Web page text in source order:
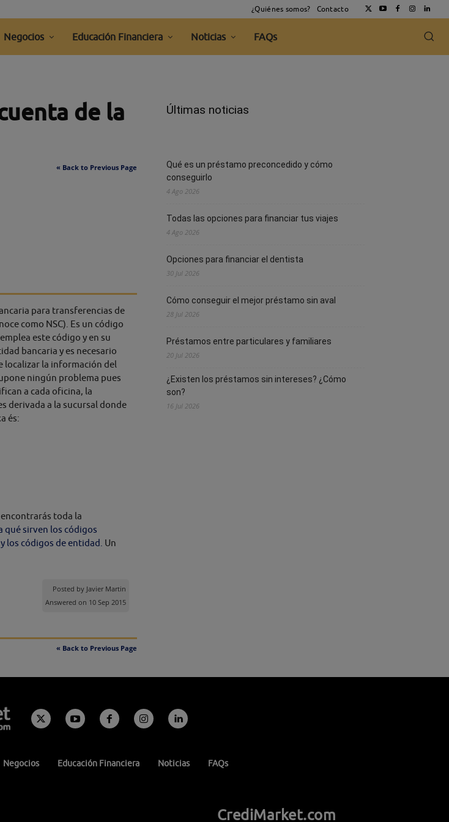
¿Quiénes somos? Contacto
Negocios Educación Financiera Noticias FAQs
de la
« Back to Previous Page
para transferencias de
como NSC). Es un código
este código y en su
bancaria y es necesario
localizar la información del
ningún problema pues
a cada oficina, la
derivada a la sucursal donde
és:
toda la
qué sirven los códigos
los códigos de entidad. Un
Posted by Javier Martin
Answered on 10 Sep 2015
« Back to Previous Page
Últimas noticias
Qué es un préstamo preconcedido y cómo
conseguirlo
4 Ago 2026
Todas las opciones para financiar tus viajes
4 Ago 2026
Opciones para financiar el dentista
30 Jul 2026
Cómo conseguir el mejor préstamo sin aval
28 Jul 2026
Préstamos entre particulares y familiares
20 Jul 2026
¿Existen los préstamos sin intereses? ¿Cómo
son?
16 Jul 2026
Negocios Educación Financiera Noticias FAQs
CrediMarket.com